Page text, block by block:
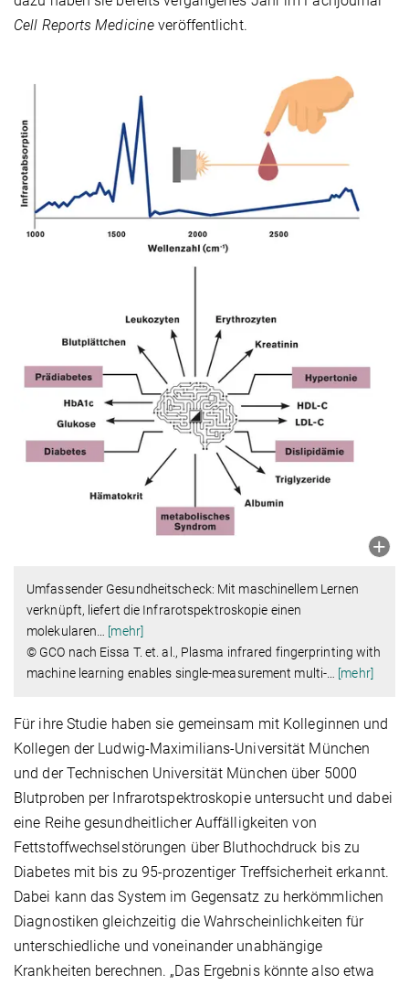
Cell Reports Medicine veröffentlicht.
Umfassender Gesundheitscheck: Mit maschinellem Lernen
verknüpft, liefert die Infrarotspektroskopie einen
molekularen
[mehr]
© GCO nach Eissa T. et. al., Plasma infrared fingerprinting with
machine learning enables single-measurement multi-
[mehr]
Für ihre Studie haben sie gemeinsam mit Kolleginnen und
Kollegen der Ludwig-Maximilians-Universität München
und der Technischen Universität München über 5000
Blutproben per Infrarotspektroskopie untersucht und dabei
eine Reihe gesundheitlicher Auffälligkeiten von
Fettstoffwechselstörungen über Bluthochdruck bis zu
Diabetes mit bis zu 95-prozentiger Treffsicherheit erkannt.
Dabei kann das System im Gegensatz zu herkömmlichen
Diagnostiken gleichzeitig die Wahrscheinlichkeiten für
unterschiedliche und voneinander unabhängige
Krankheiten berechnen. „Das Ergebnis könnte also etwa